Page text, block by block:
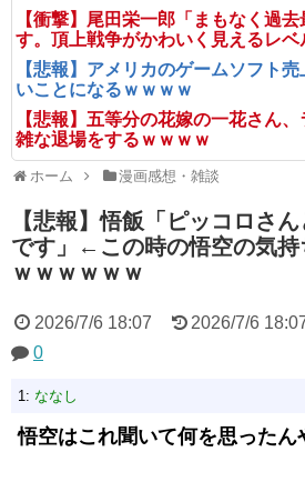
【衝撃】尾田栄一郎「まもなく過
す。頂上戦争がかわいく見えるレ
【悲報】アメリカのゲームソフト
いことになるｗｗｗｗ
【悲報】五等分の花嫁の一花さん
雑な退場をするｗｗｗｗ
ホーム 漫画感想・雑談
【悲報】悟飯「ピッコロさ
です」←この時の悟空の気持
ｗｗｗｗｗｗ
2026/7/6 18:07 2026/7/6
0
1: ななし
悟空はこれ聞いて何を思ったん